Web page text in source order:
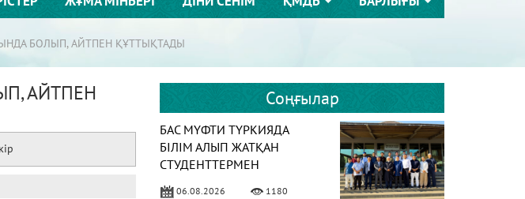
БОЛЫП, АЙТПЕН ҚҰТТЫҚТАДЫ
АЙТПЕН
Соңғылар
БАС МҮФТИ ТҮРКИЯДА
БІЛІМ АЛЫП ЖАТҚАН
СТУДЕНТТЕРМЕН
06.08.2026 1180